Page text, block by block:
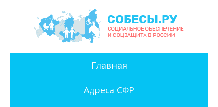
Главная
Адреса СФР